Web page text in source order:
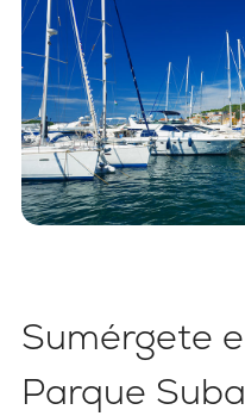
Sumérgete
Parque